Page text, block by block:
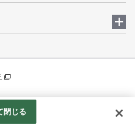
て
閉じる